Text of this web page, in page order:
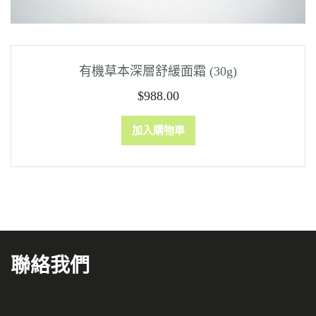
有機草本深層舒緩面霜 (30g)
$988.00
加入購物車
聯絡我們